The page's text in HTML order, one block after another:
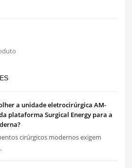
a unidade eletrocirúrgica AM-
plataforma Surgical Energy para a
cirúrgicos modernos exigem